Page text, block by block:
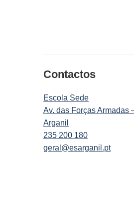
Contactos
Escola Sede
Av. das Forças Armadas
Arganil
235 200 180
geral@esarganil.pt